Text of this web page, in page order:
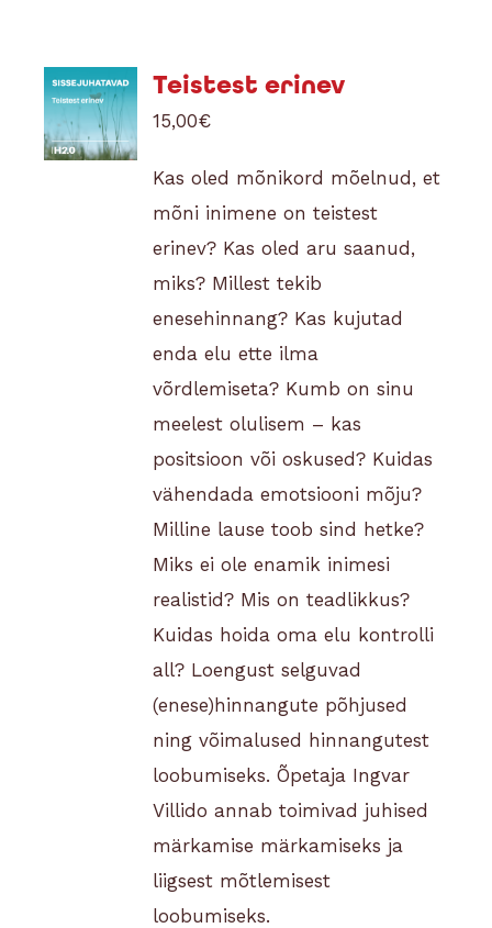
Teistest erinev
15,00€
Kas oled mõnikord mõelnud, et
mõni inimene on teistest
erinev? Kas oled aru saanud,
miks? Millest tekib
enesehinnang? Kas kujutad
enda elu ette ilma
võrdlemiseta? Kumb on sinu
meelest olulisem – kas
positsioon või oskused? Kuidas
vähendada emotsiooni mõju?
Milline lause toob sind hetke?
Miks ei ole enamik inimesi
realistid? Mis on teadlikkus?
Kuidas hoida oma elu kontrolli
all? Loengust selguvad
(enese)hinnangute põhjused
ning võimalused hinnangutest
loobumiseks. Õpetaja Ingvar
Villido annab toimivad juhised
märkamise märkamiseks ja
liigsest mõtlemisest
loobumiseks.